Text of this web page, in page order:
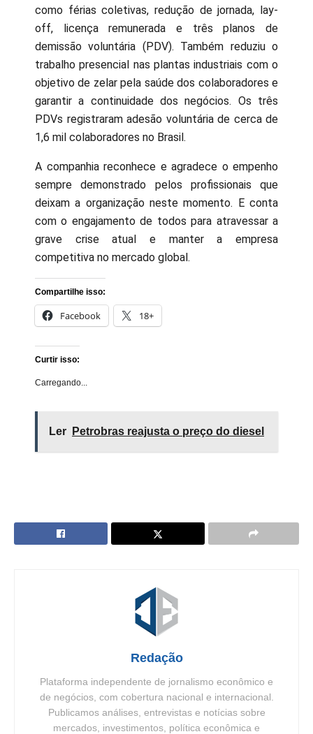
como férias coletivas, redução de jornada, lay-
off, licença remunerada e três planos de
demissão voluntária (PDV). Também reduziu o
trabalho presencial nas plantas industriais com o
objetivo de zelar pela saúde dos colaboradores e
garantir a continuidade dos negócios. Os três
PDVs registraram adesão voluntária de cerca de
1,6 mil colaboradores no Brasil.
A companhia reconhece e agradece o empenho
sempre demonstrado pelos profissionais que
deixam a organização neste momento. E conta
com o engajamento de todos para atravessar a
grave crise atual e manter a empresa
competitiva no mercado global.
Compartilhe isso:
Facebook 18+
Curtir isso:
Carregando...
Ler Petrobras reajusta o preço do diesel
Redação
Plataforma independente de jornalismo econômico e
de negócios, com cobertura nacional e internacional.
Publicamos análises, entrevistas e notícias sobre
mercados, investimentos, política econômica e